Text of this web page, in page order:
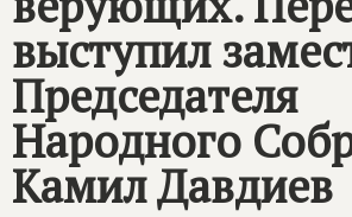
выступил
Председателя
Народного
Камил Давдиев